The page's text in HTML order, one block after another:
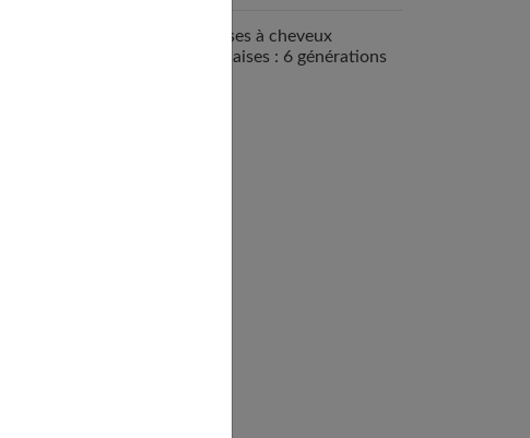
Brosses à cheveux
françaises : 6 générations